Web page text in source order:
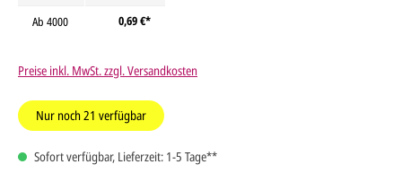
Ab 4000 0,69 €*
Preise inkl. MwSt. zzgl. Versandkosten
Nur noch21 verfügbar
Sofort verfügbar, Lieferzeit: 1-5 Tage**